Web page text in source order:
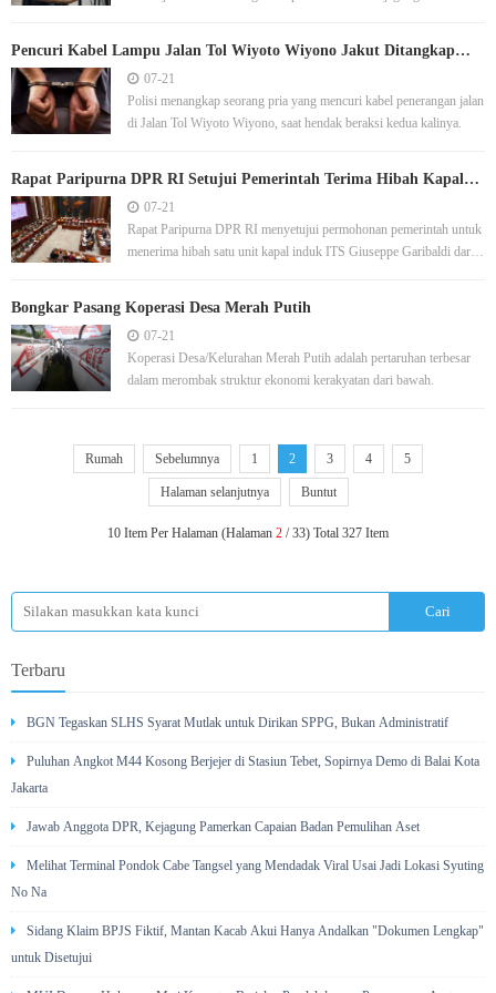
Pencuri Kabel Lampu Jalan Tol Wiyoto Wiyono Jakut Ditangkap
Saat Hendak Nyolong Lagi
07-21
Polisi menangkap seorang pria yang mencuri kabel penerangan jalan
di Jalan Tol Wiyoto Wiyono, saat hendak beraksi kedua kalinya.
Rapat Paripurna DPR RI Setujui Pemerintah Terima Hibah Kapal
Induk Garibaldi dari Italia
07-21
Rapat Paripurna DPR RI menyetujui permohonan pemerintah untuk
menerima hibah satu unit kapal induk ITS Giuseppe Garibaldi dari
Bongkar Pasang Koperasi Desa Merah Putih
07-21
Koperasi Desa/Kelurahan Merah Putih adalah pertaruhan terbesar
dalam merombak struktur ekonomi kerakyatan dari bawah.
Rumah Sebelumnya 1 2 3 4 5
Halaman selanjutnya Buntut
10 Item Per Halaman (Halaman 2 / 33) Total 327 Item
Terbaru
BGN Tegaskan SLHS Syarat Mutlak untuk Dirikan SPPG, Bukan Administratif
Puluhan Angkot M44 Kosong Berjejer di Stasiun Tebet, Sopirnya Demo di Balai Kota
Jakarta
Jawab Anggota DPR, Kejagung Pamerkan Capaian Badan Pemulihan Aset
Melihat Terminal Pondok Cabe Tangsel yang Mendadak Viral Usai Jadi Lokasi Syuting
No Na
Sidang Klaim BPJS Fiktif, Mantan Kacab Akui Hanya Andalkan "Dokumen Lengkap"
untuk Disetujui